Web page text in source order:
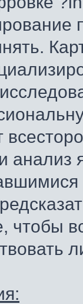
анализ
чтобы